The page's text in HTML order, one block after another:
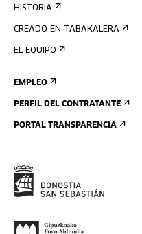
HISTORIA
CREADO EN TABAKALERA
EL EQUIPO
EMPLEO
PERFIL DEL CONTRATANTE
PORTAL TRANSPARENCIA